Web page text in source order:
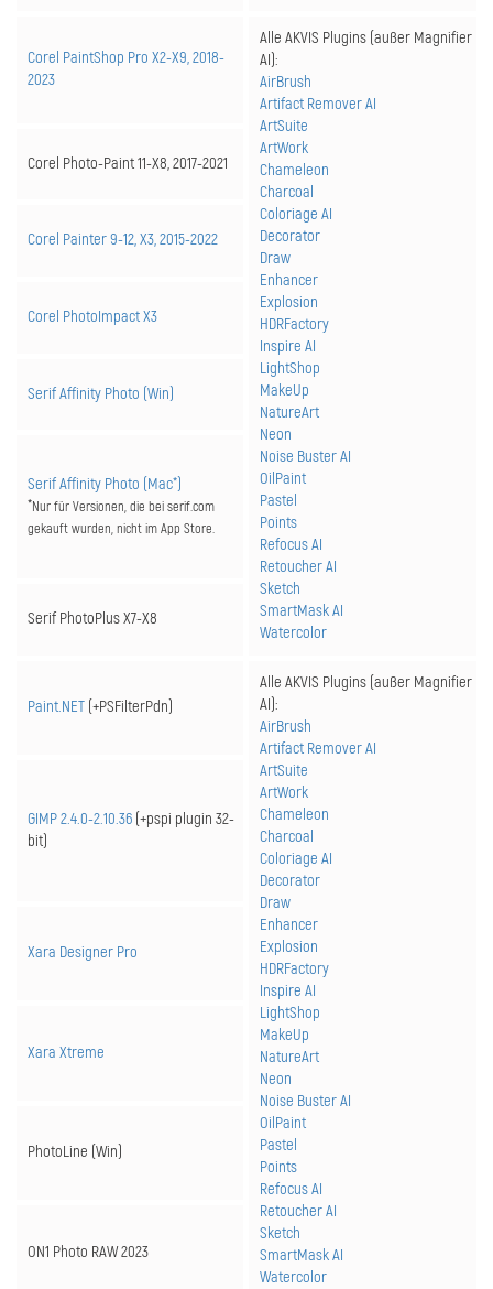
Corel PaintShop Pro X2-X9, 2018-
2023
Alle AKVIS Plugins (außer Magnifier
AI):
AirBrush
Artifact Remover AI
ArtSuite
ArtWork
Chameleon
Charcoal
Coloriage AI
Decorator
Draw
Enhancer
Explosion
HDRFactory
Inspire AI
LightShop
MakeUp
NatureArt
Neon
Noise Buster AI
OilPaint
Pastel
Points
Refocus AI
Retoucher AI
Sketch
SmartMask AI
Watercolor
Corel Photo-Paint 11-X8, 2017-2021
Corel Painter 9-12, X3, 2015-2022
Corel PhotoImpact X3
Serif Affinity Photo (Win)
Serif Affinity Photo (Mac*)
*Nur für Versionen, die bei serif.com
gekauft wurden, nicht im App Store.
Serif PhotoPlus X7-X8
Paint.NET (+PSFilterPdn)
Alle AKVIS Plugins (außer Magnifier
AI):
AirBrush
Artifact Remover AI
ArtSuite
ArtWork
Chameleon
Charcoal
Coloriage AI
Decorator
Draw
Enhancer
Explosion
HDRFactory
Inspire AI
LightShop
MakeUp
NatureArt
Neon
Noise Buster AI
OilPaint
Pastel
Points
Refocus AI
Retoucher AI
Sketch
SmartMask AI
Watercolor
GIMP 2.4.0-2.10.36 (+pspi plugin 32-
bit)
Xara Designer Pro
Xara Xtreme
PhotoLine (Win)
ON1 Photo RAW 2023